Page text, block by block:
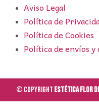
Aviso Legal
Política de
Política de Cookies
Política de envíos y
© Copyright Estética Flor